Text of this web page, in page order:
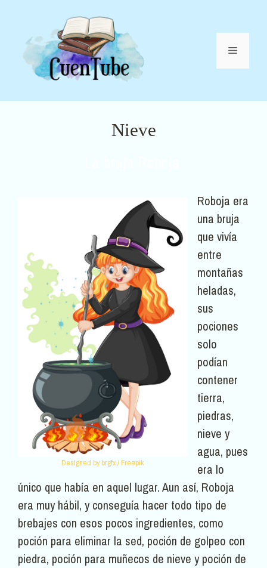
contenido
Menú
Nieve
Designed by brgfx / Freepik
Roboja era
una bruja
que vivía
entre
montañas
heladas,
sus
pociones
solo
podían
contener
tierra,
piedras,
nieve y
agua, pues
era lo
único que había en aquel lugar. Aun así, Roboja
era muy hábil, y conseguía hacer todo tipo de
brebajes con esos pocos ingredientes, como
poción para eliminar la sed, poción de golpeo con
piedra, poción para muñecos de nieve y poción de